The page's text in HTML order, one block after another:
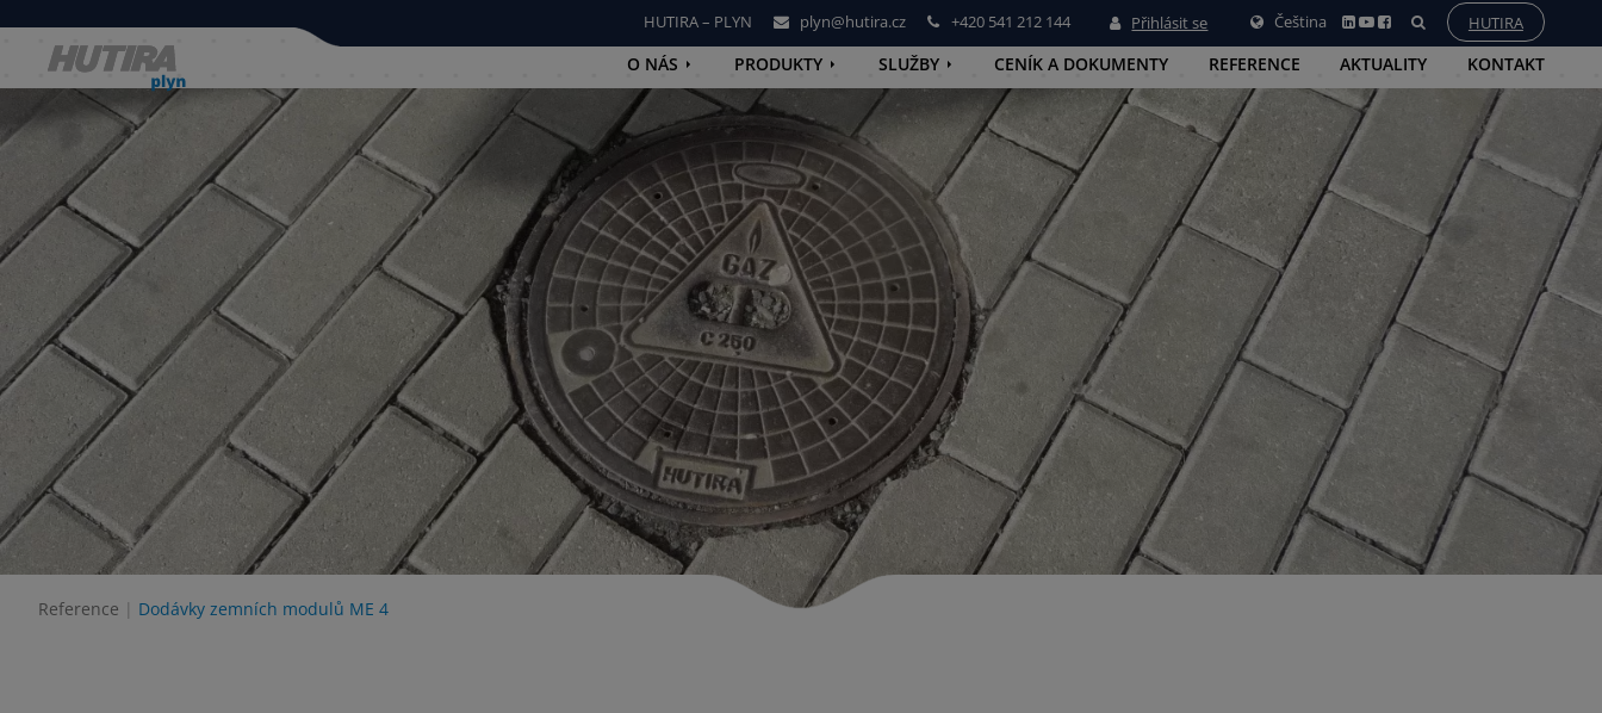
HUTIRA – PLYN plyn@hutira.cz +420 541 212 144 Přihlásit se Čeština HUTIRA
O NÁS PRODUKTY SLUŽBY CENÍK A DOKUMENTY REFERENCE AKTUALITY KONTAKT
Reference Dodávky zemních modulů ME 4